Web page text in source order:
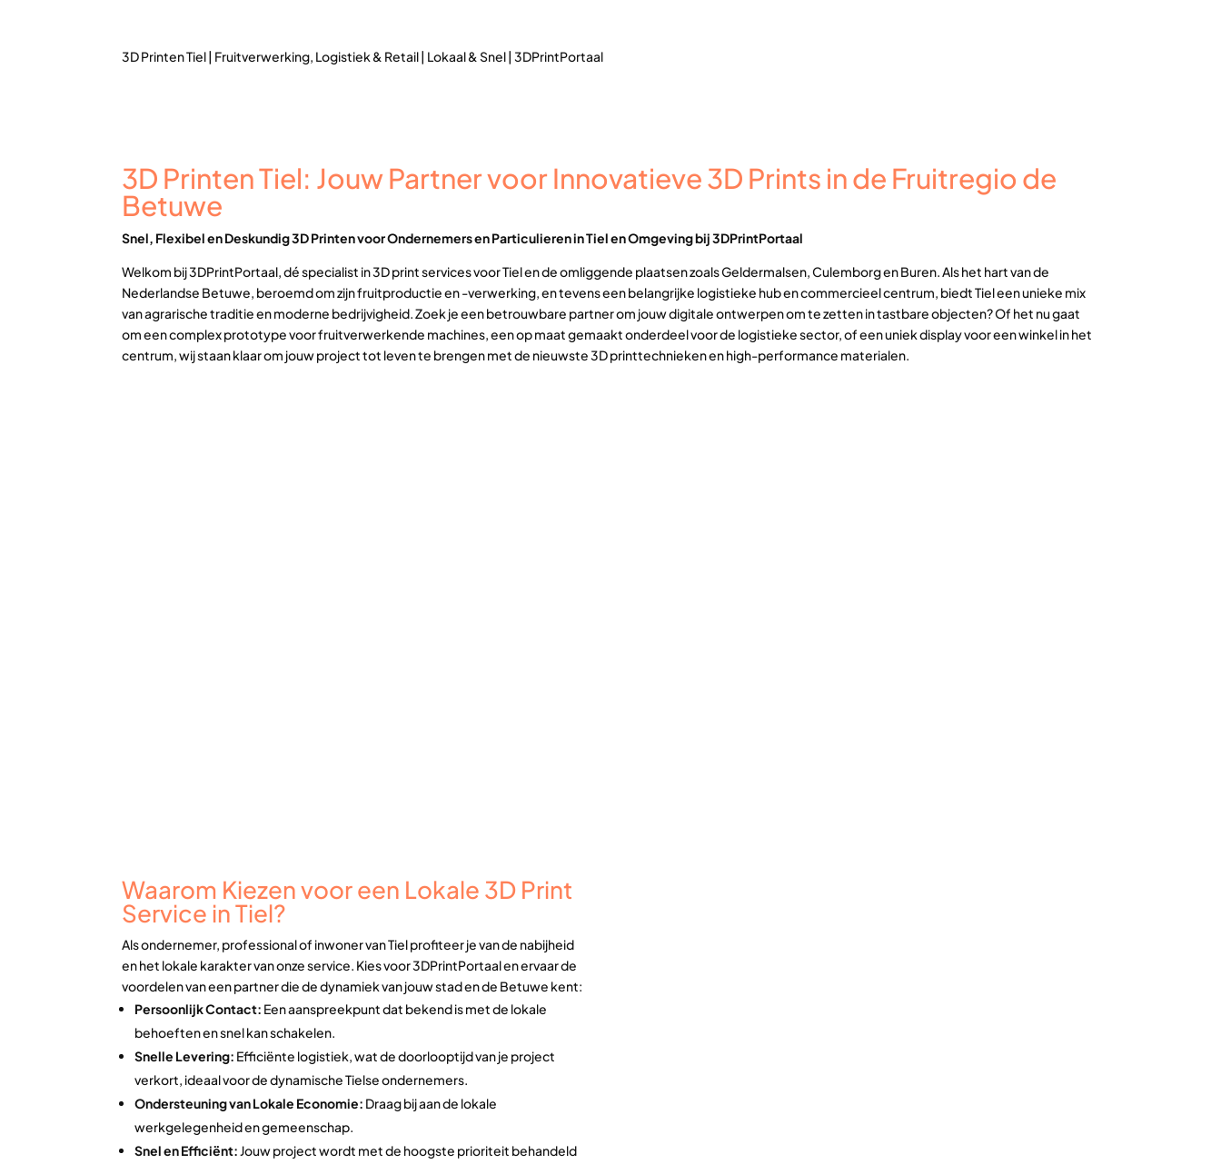
3D Printen Tiel | Fruitverwerking, Logistiek & Retail | Lokaal & Snel | 3DPrintPortaal
3D Printen Tiel: Jouw Partner voor Innovatieve 3D Prints in de Fruitregio de
Betuwe
Snel, Flexibel en Deskundig 3D Printen voor Ondernemers en Particulieren in Tiel en Omgeving bij 3DPrintPortaal
Welkom bij 3DPrintPortaal, dé specialist in 3D print services voor Tiel en de omliggende plaatsen zoals Geldermalsen, Culemborg en Buren. Als het hart van de
Nederlandse Betuwe, beroemd om zijn fruitproductie en -verwerking, en tevens een belangrijke logistieke hub en commercieel centrum, biedt Tiel een unieke mix
van agrarische traditie en moderne bedrijvigheid. Zoek je een betrouwbare partner om jouw digitale ontwerpen om te zetten in tastbare objecten? Of het nu gaat
om een complex prototype voor fruitverwerkende machines, een op maat gemaakt onderdeel voor de logistieke sector, of een uniek display voor een winkel in het
centrum, wij staan klaar om jouw project tot leven te brengen met de nieuwste 3D printtechnieken en high-performance materialen.
Waarom Kiezen voor een Lokale 3D Print
Service in Tiel?
Als ondernemer, professional of inwoner van Tiel profiteer je van de nabijheid
en het lokale karakter van onze service. Kies voor 3DPrintPortaal en ervaar de
voordelen van een partner die de dynamiek van jouw stad en de Betuwe kent:
Persoonlijk Contact: Een aanspreekpunt dat bekend is met de lokale
behoeften en snel kan schakelen.
Snelle Levering: Efficiënte logistiek, wat de doorlooptijd van je project
verkort, ideaal voor de dynamische Tielse ondernemers.
Ondersteuning van Lokale Economie: Draag bij aan de lokale
werkgelegenheid en gemeenschap.
Snel en Efficiënt:Jouw project wordt met de hoogste prioriteit behandeld